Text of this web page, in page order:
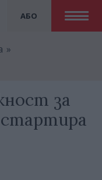
АБО
за
стартира